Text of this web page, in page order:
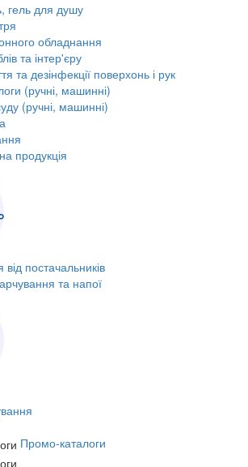
гель для душу
обладнання
та інтер'єру
та дезінфекції поверхонь і рук
(ручні, машинні)
(ручні, машинні)
продукція
від постачальників
та напої
Промо-каталоги